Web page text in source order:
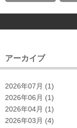
アーカイブ
2026年07月 (1)
2026年06月 (1)
2026年04月 (1)
2026年03月 (4)